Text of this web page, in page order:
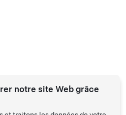
notre site Web grâce